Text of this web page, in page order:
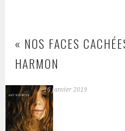
« NOS FACES
HARMON
16 janvier 2019